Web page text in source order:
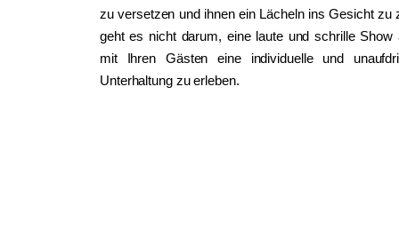
zu versetzen und ihnen ein Lächeln ins Gesicht zu
geht es nicht darum, eine laute und schrille
mit Ihren Gästen eine individuelle und
Unterhaltung zu erleben.